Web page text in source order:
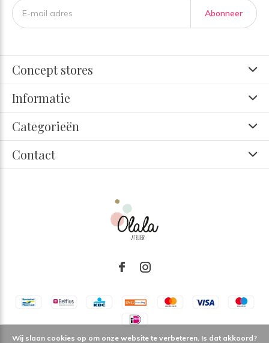
Abonneer
Concept stores
Informatie
Categorieën
Contact
Wij slaan cookies op om onze website te verbeteren. Is dat akkoord?